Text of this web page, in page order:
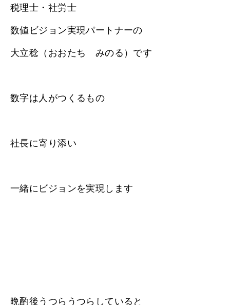
税理士・社労士
数値ビジョン実現パートナーの
大立稔（おおたち みのる）です
数字は人がつくるもの
社長に寄り添い
一緒にビジョンを実現します
晩酌後うつらうつらしていると